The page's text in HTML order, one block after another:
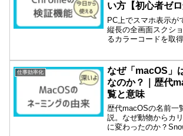
い方【初心者ゼ
す】
PC上でスマホ表示が
縦長の全画面スクシ
るカラーコードを取
仕事効率化
なぜ「macOS」
なのか？｜歴代
覧と意味
歴代macOSの名前一
説。なぜ動物からカ
に変わったのか？